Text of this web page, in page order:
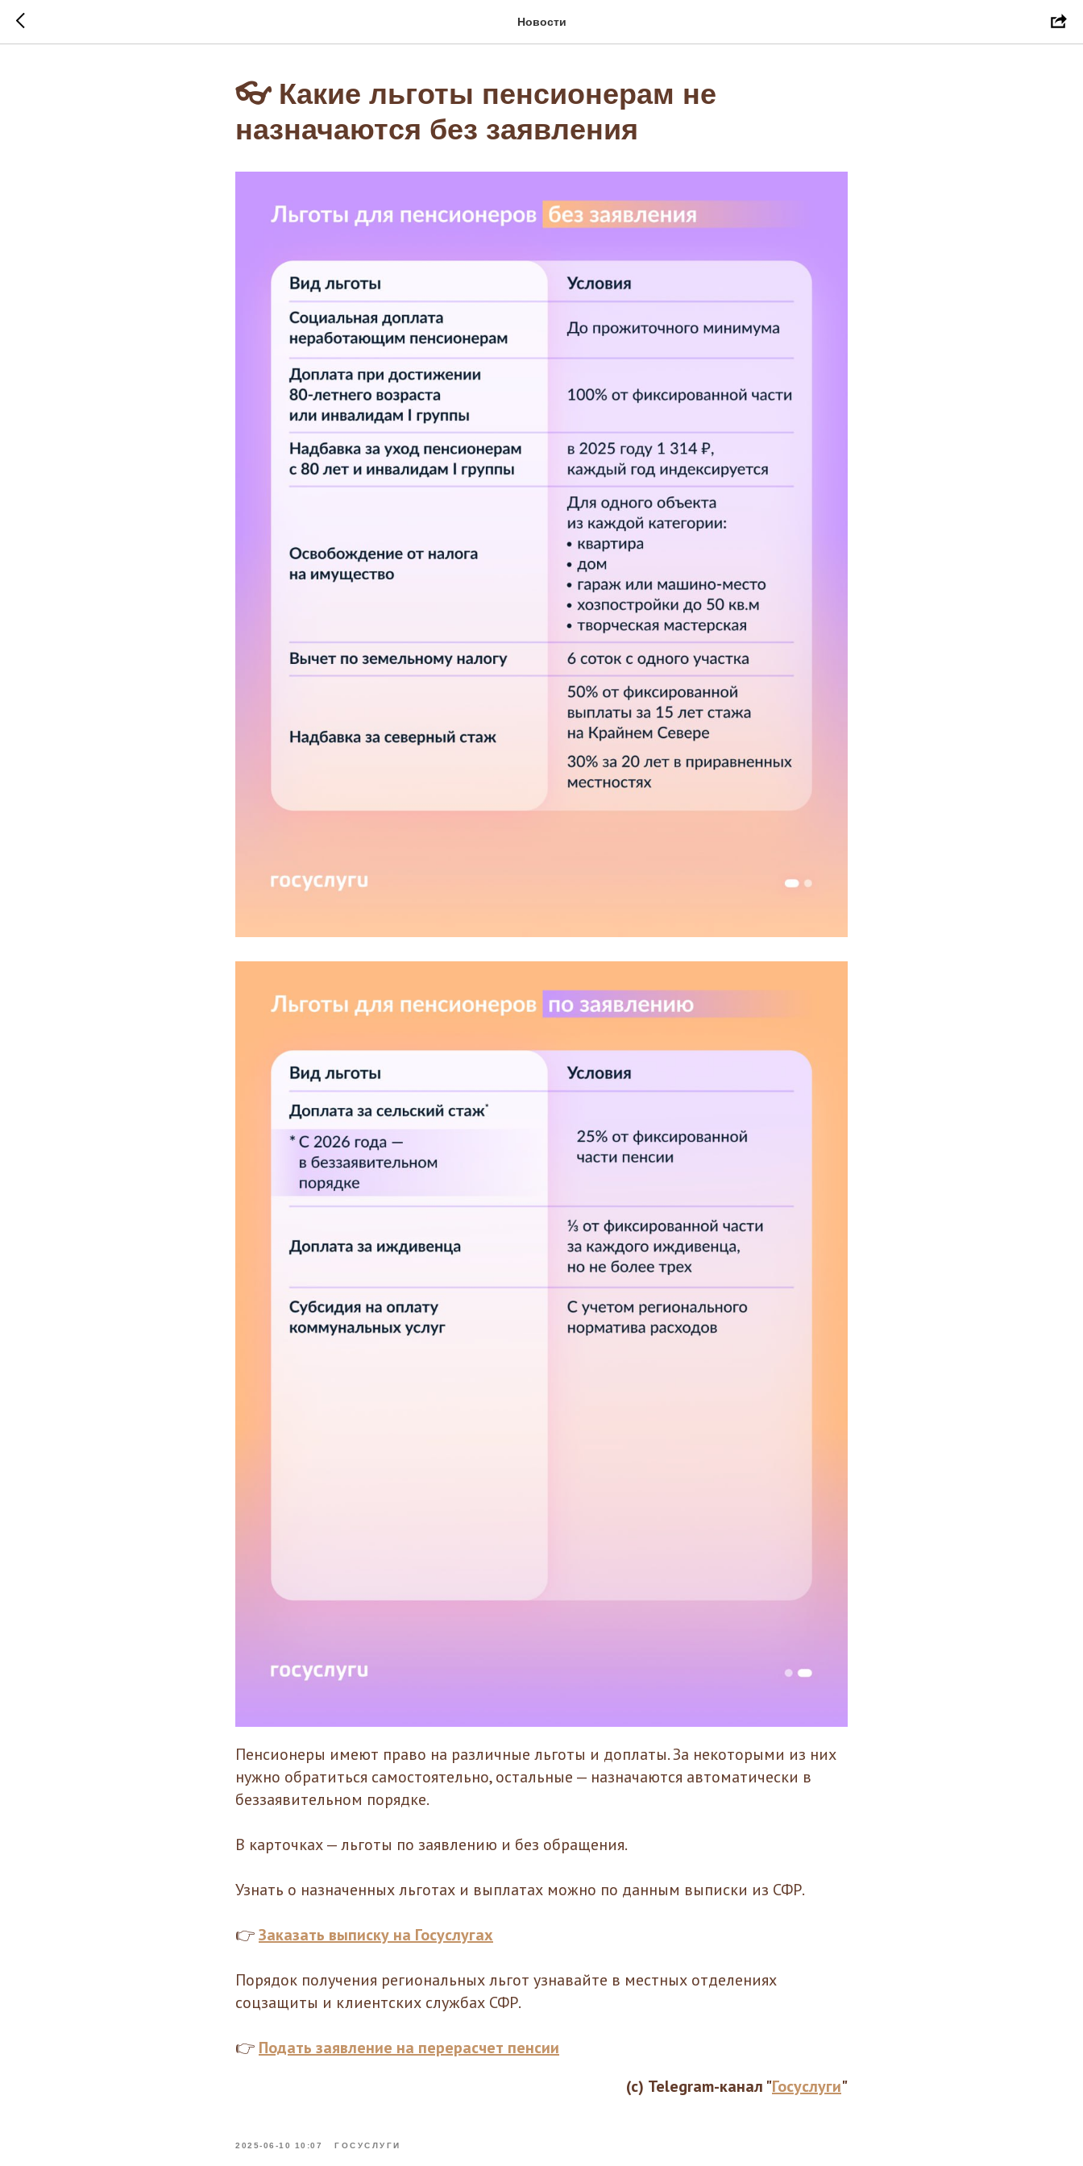
Новости
👓 Какие льготы пенсионерам не
назначаются без заявления
Пенсионеры имеют право на различные льготы и доплаты. За некоторыми из них
нужно обратиться самостоятельно, остальные — назначаются автоматически в
беззаявительном порядке.
В карточках — льготы по заявлению и без обращения.
Узнать о назначенных льготах и выплатах можно по данным выписки из СФР.
👉Заказать выписку на Госуслугах
Порядок получения региональных льгот узнавайте в местных отделениях
соцзащиты и клиентских службах СФР.
👉 Подать заявление на перерасчет пенсии
(с) Telegram-канал "Госуслуги"
2025-06-10 10:07 ГОСУСЛУГИ